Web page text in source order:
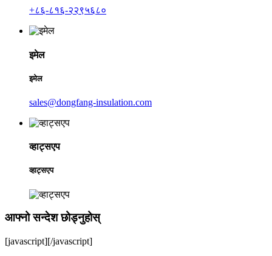
+८६-८१६-२२९५६८०
इमेल
इमेल
sales@dongfang-insulation.com
व्हाट्सएप
व्हाट्सएप
आफ्नो सन्देश छोड्नुहोस्
[javascript][/javascript]